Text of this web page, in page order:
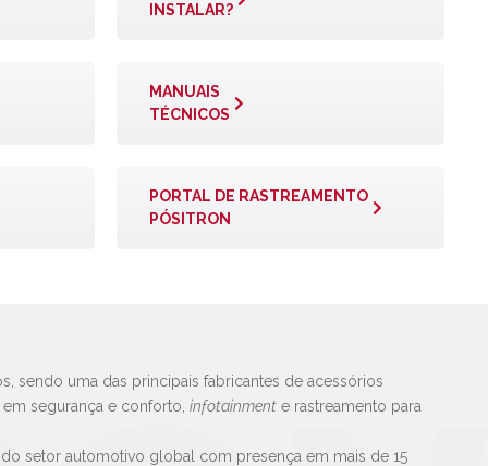
INSTALAR?
MANUAIS
TÉCNICOS
PORTAL DE RASTREAMENTO
PÓSITRON
sendo uma das principais fabricantes de acessórios
segurança e conforto,infotainment e rastreamento para
setor automotivo global com presença em mais de 15